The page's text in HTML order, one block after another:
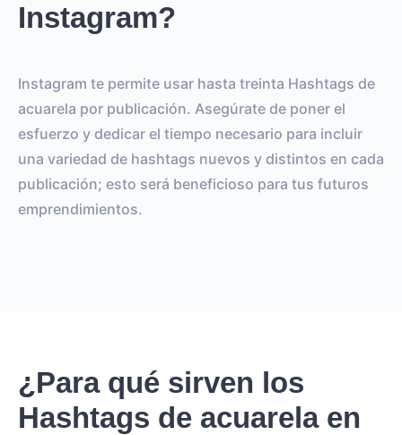
Instagram?
Instagram te permite usar hasta treinta Hashtags de
acuarela por publicación. Asegúrate de poner el
esfuerzo y dedicar el tiempo necesario para incluir
una variedad de hashtags nuevos y distintos en cada
publicación; esto será beneficioso para tus futuros
emprendimientos.
¿Para qué sirven los
Hashtags de acuarela en